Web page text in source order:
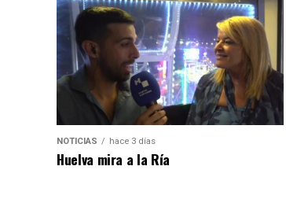
NOTICIAS hace 3 días
Huelva mira a la Ría